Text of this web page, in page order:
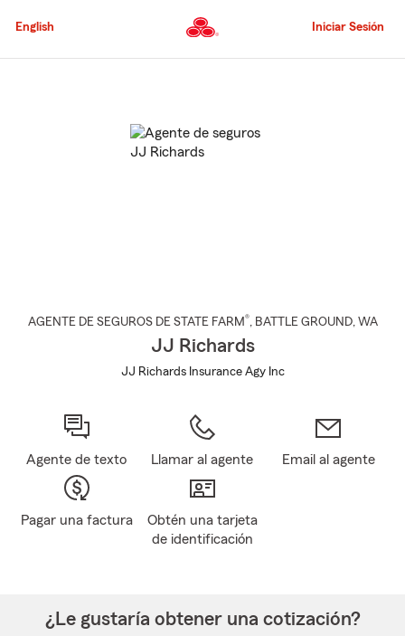
al
principal
English Iniciar Sesión
AGENTE DE SEGUROS DE STATE FARM®, BATTLE GROUND, WA
JJ Richards
JJ Richards Insurance Agy Inc
Agente de texto Llamar al agente Email al agente
Pagar una factura
Obtén una tarjeta
de identificación
¿Le gustaría obtener una cotización?